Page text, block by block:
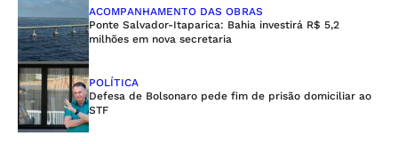
ACOMPANHAMENTO DAS OBRAS
Ponte Salvador-Itaparica: Bahia investirá R$ 5,2
milhões em nova secretaria
POLÍTICA
Defesa de Bolsonaro pede fim de prisão domiciliar ao
STF